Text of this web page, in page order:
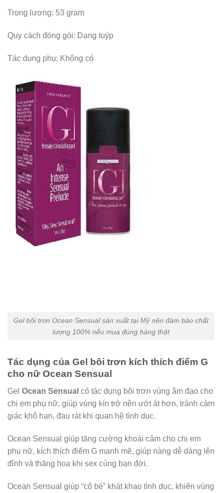
Trọng lượng: 53 gram
Quy cách đóng gói: Dạng tuýp
Tác dụng phụ: Không có
Gel bôi trơn Ocean Sensual sản xuất tại Mỹ nên đảm bảo chất
lượng 100% nếu mua đúng hàng thật
Tác dụng của Gel bôi trơn kích thích điểm G
cho nữ Ocean Sensual
Gel Ocean Sensual có tác dụng bôi trơn vùng âm đạo cho
chị em phụ nữ, giúp vùng kín trở nên ướt át hơn, tránh cảm
giác khô hạn, đau rát khi quan hệ tình dục.
Ocean Sensual giúp tăng cường khoái cảm cho chị em
phụ nữ, kích thích điểm G mạnh mẽ, giúp nàng dễ dàng lên
đỉnh và thăng hoa khi sex cùng bạn đời.
Ocean Sensual giúp “cô bé” khát khao tình dục, khiến vùng